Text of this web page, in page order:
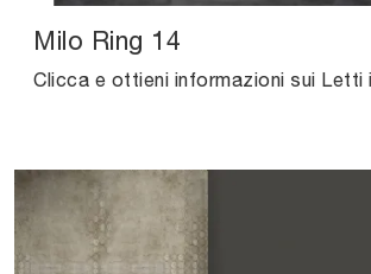
Milo Ring 14